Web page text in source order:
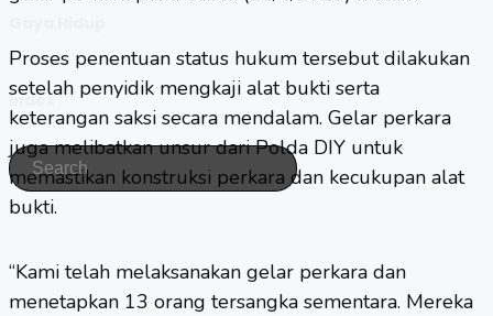
Index
Proses penentuan status hukum tersebut dilakukan
setelah penyidik mengkaji alat bukti serta
keterangan saksi secara mendalam. Gelar perkara
juga melibatkan unsur dari Polda DIY untuk
memastikan konstruksi perkara dan kecukupan alat
bukti.
“Kami telah melaksanakan gelar perkara dan
menetapkan 13 orang tersangka sementara. Mereka